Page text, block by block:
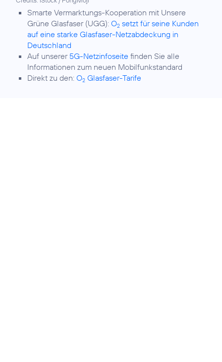
Smarte Vermarktungs-Kooperation mit Unsere
Grüne Glasfaser (UGG): O2 setzt für seine Kunden
auf eine starke Glasfaser-Netzabdeckung in
Deutschland
Auf unserer 5G-Netzinfoseite finden Sie alle
Informationen zum neuen Mobilfunkstandard
Direkt zu den: O2 Glasfaser-Tarife